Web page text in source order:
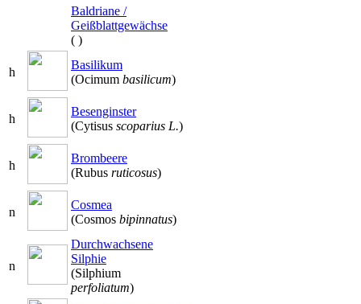
Baldriane /
Geißblattgewächse
( )
h
Basilikum
(Ocimum basilicum)
h
Besenginster
(Cytisus scoparius L.)
h
Brombeere
(Rubus ruticosus)
n
Cosmea
(Cosmos bipinnatus)
n
Durchwachsene
Silphie
(Silphium
perfoliatum)